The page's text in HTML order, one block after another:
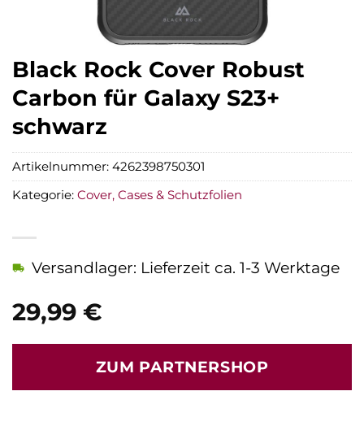
Black Rock Cover Robust
Carbon für Galaxy S23+
schwarz
29,99 €
Versandlager: Lieferzeit ca. 1-3 Werktage
ZUM PARTNERSHOP
Artikelnummer: 4262398750301
Kategorie: Cover, Cases & Schutzfolien